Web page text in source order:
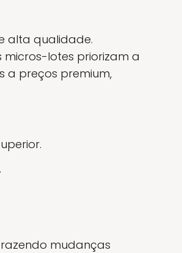
alta qualidade.
lotes priorizam a
a preços premium,
mudanças